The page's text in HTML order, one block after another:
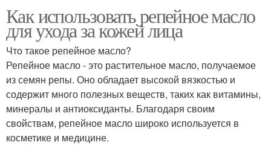
Как использовать репейное масло
для ухода за кожей лица
Что такое репейное масло?
Репейное масло - это растительное масло, получаемое
из семян репы. Оно обладает высокой вязкостью и
содержит много полезных веществ, таких как витамины,
минералы и антиоксиданты. Благодаря своим
свойствам, репейное масло широко используется в
косметике и медицине.